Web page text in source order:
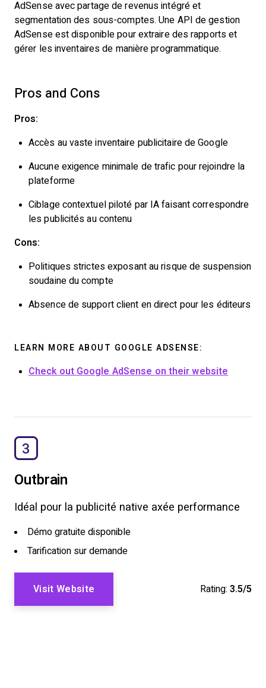
AdSense avec partage de revenus intégré et
segmentation des sous-comptes. Une API de gestion
AdSense est disponible pour extraire des rapports et
gérer les inventaires de manière programmatique.
Pros and Cons
Pros:
Accès au vaste inventaire publicitaire de Google
Aucune exigence minimale de trafic pour rejoindre la
plateforme
Ciblage contextuel piloté par IA faisant correspondre
les publicités au contenu
Cons:
Politiques strictes exposant au risque de suspension
soudaine du compte
Absence de support client en direct pour les éditeurs
LEARN MORE ABOUT GOOGLE ADSENSE:
Check out Google AdSense on their website
3
Outbrain
Idéal pour la publicité native axée performance
Démo gratuite disponible
Tarification sur demande
Visit Website Rating: 3.5/5